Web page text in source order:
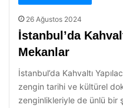
26 Ağustos 2024
İstanbul’da
Mekanlar
İstanbul’da Kahvaltı
zengin tarihi ve kültürel
zenginlikleriyle de ünlü bir